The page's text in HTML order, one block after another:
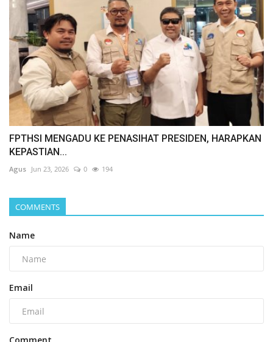
FPTHSI MENGADU KE PENASIHAT PRESIDEN, HARAPKAN
KEPASTIAN...
Agus Jun 23, 2026 0 194
COMMENTS
Name
Email